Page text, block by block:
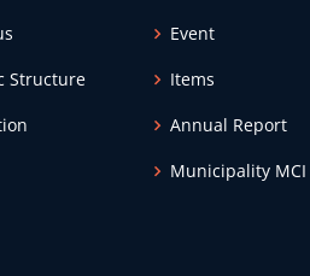
Structure
Event
Items
Annual Report
Municipality MCI